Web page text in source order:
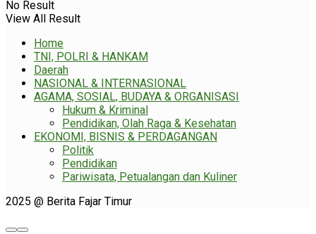
No Result
View All Result
Home
TNI, POLRI & HANKAM
Daerah
NASIONAL & INTERNASIONAL
AGAMA, SOSIAL, BUDAYA & ORGANISASI
Hukum & Kriminal
Pendidikan, Olah Raga & Kesehatan
EKONOMI, BISNIS & PERDAGANGAN
Politik
Pendidikan
Pariwisata, Petualangan dan Kuliner
2025 @ Berita Fajar Timur